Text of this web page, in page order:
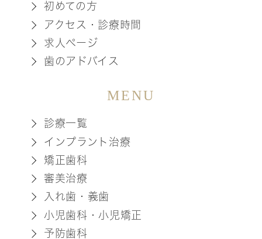
初めての方
アクセス・診療時間
求人ページ
歯のアドバイス
MENU
診療一覧
インプラント治療
矯正歯科
審美治療
入れ歯・義歯
小児歯科・小児矯正
予防歯科